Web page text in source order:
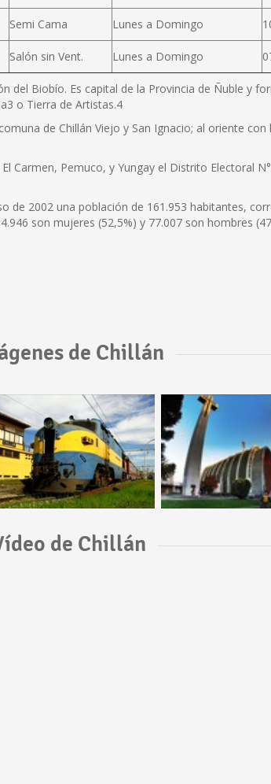
Semi Cama Lunes a Domingo
Salón sin Vent. Lunes a Domingo
del Biobío. Es capital de la Provincia de Ñuble y
o Tierra de Artistas.4
de Chillán Viejo y San Ignacio; al oriente
Pemuco, y Yungay el Distrito Electoral
de 2002 una población de 161.953 habitantes,
son mujeres (52,5%) y 77.007 son hombres
de Chillán
de Chillán